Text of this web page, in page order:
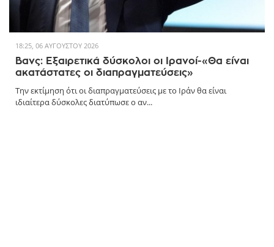
18:25, 06 ΑΥΓΟΎΣΤΟΥ 2026
Βανς: Εξαιρετικά δύσκολοι οι Ιρανοί-«Θα είναι
ακατάστατες οι διαπραγματεύσεις»
Την εκτίμηση ότι οι διαπραγματεύσεις με το Ιράν θα είναι
ιδιαίτερα δύσκολες διατύπωσε ο αν...